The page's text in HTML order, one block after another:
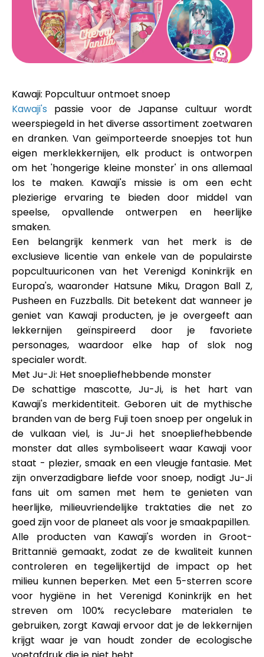
Blog
Neem contact op
Hulp
Mijn Account
Financiering krijgen
ask@scrambleup.com
+372 712 2955
Kawaji: Popcultuur ontmoet snoep
Kawaji's passie voor de Japanse cultuur wordt
weerspiegeld in het diverse assortiment zoetwaren
en dranken. Van geïmporteerde snoepjes tot hun
eigen merklekkernijen, elk product is ontworpen
om het 'hongerige kleine monster' in ons allemaal
los te maken. Kawaji's missie is om een echt
plezierige ervaring te bieden door middel van
speelse, opvallende ontwerpen en heerlijke
smaken.
Een belangrijk kenmerk van het merk is de
exclusieve licentie van enkele van de populairste
popcultuuriconen van het Verenigd Koninkrijk en
Europa's, waaronder Hatsune Miku, Dragon Ball Z,
Pusheen en Fuzzballs. Dit betekent dat wanneer je
geniet van Kawaji producten, je je overgeeft aan
lekkernijen geïnspireerd door je favoriete
personages, waardoor elke hap of slok nog
specialer wordt.
Met Ju-Ji: Het snoepliefhebbende monster
De schattige mascotte, Ju-Ji, is het hart van
Kawaji's merkidentiteit. Geboren uit de mythische
branden van de berg Fuji toen snoep per ongeluk in
de vulkaan viel, is Ju-Ji het snoepliefhebbende
monster dat alles symboliseert waar Kawaji voor
staat - plezier, smaak en een vleugje fantasie. Met
zijn onverzadigbare liefde voor snoep, nodigt Ju-Ji
fans uit om samen met hem te genieten van
heerlijke, milieuvriendelijke traktaties die net zo
goed zijn voor de planeet als voor je smaakpapillen.
Alle producten van Kawaji's worden in Groot-
Brittannië gemaakt, zodat ze de kwaliteit kunnen
controleren en tegelijkertijd de impact op het
milieu kunnen beperken. Met een 5-sterren score
voor hygiëne in het Verenigd Koninkrijk en het
streven om 100% recyclebare materialen te
gebruiken, zorgt Kawaji ervoor dat je de lekkernijen
krijgt waar je van houdt zonder de ecologische